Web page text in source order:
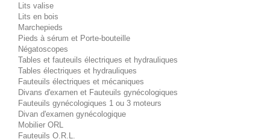
Lits valise
Lits en bois
Marchepieds
Pieds à sérum et Porte-bouteille
Négatoscopes
Tables et fauteuils électriques et hydrauliques
Tables électriques et hydrauliques
Fauteuils électriques et mécaniques
Divans d'examen et Fauteuils gynécologiques
Fauteuils gynécologiques 1 ou 3 moteurs
Divan d'examen gynécologique
Mobilier ORL
Fauteuils O.R.L.